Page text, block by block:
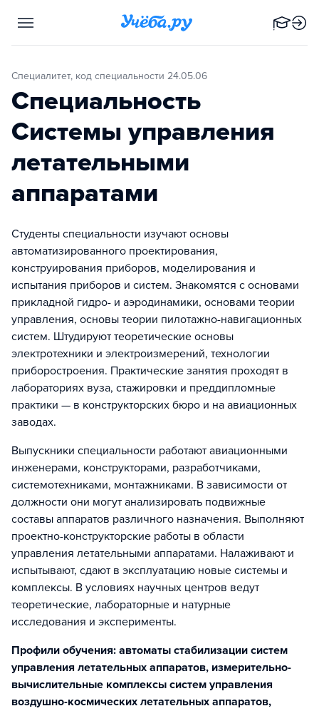
Специалитет, код специальности 24.05.06
Специальность
Системы управления
летательными
аппаратами
Студенты специальности изучают основы
автоматизированного проектирования,
конструирования приборов, моделирования и
испытания приборов и систем. Знакомятся с основами
прикладной гидро- и аэродинамики, основами теории
управления, основы теории пилотажно-навигационных
систем. Штудируют теоретические основы
электротехники и электроизмерений, технологии
приборостроения. Практические занятия проходят в
лабораториях вуза, стажировки и преддипломные
практики — в конструкторских бюро и на авиационных
заводах.
Выпускники специальности работают авиационными
инженерами, конструкторами, разработчиками,
системотехниками, монтажниками. В зависимости от
должности они могут анализировать подвижные
составы аппаратов различного назначения. Выполняют
проектно-конструкторские работы в области
управления летательными аппаратами. Налаживают и
испытывают, сдают в эксплуатацию новые системы и
комплексы. В условиях научных центров ведут
теоретические, лабораторные и натурные
исследования и эксперименты.
Профили обучения: автоматы стабилизации систем
управления летательных аппаратов, измерительно-
вычислительные комплексы систем управления
воздушно-космических летательных аппаратов,